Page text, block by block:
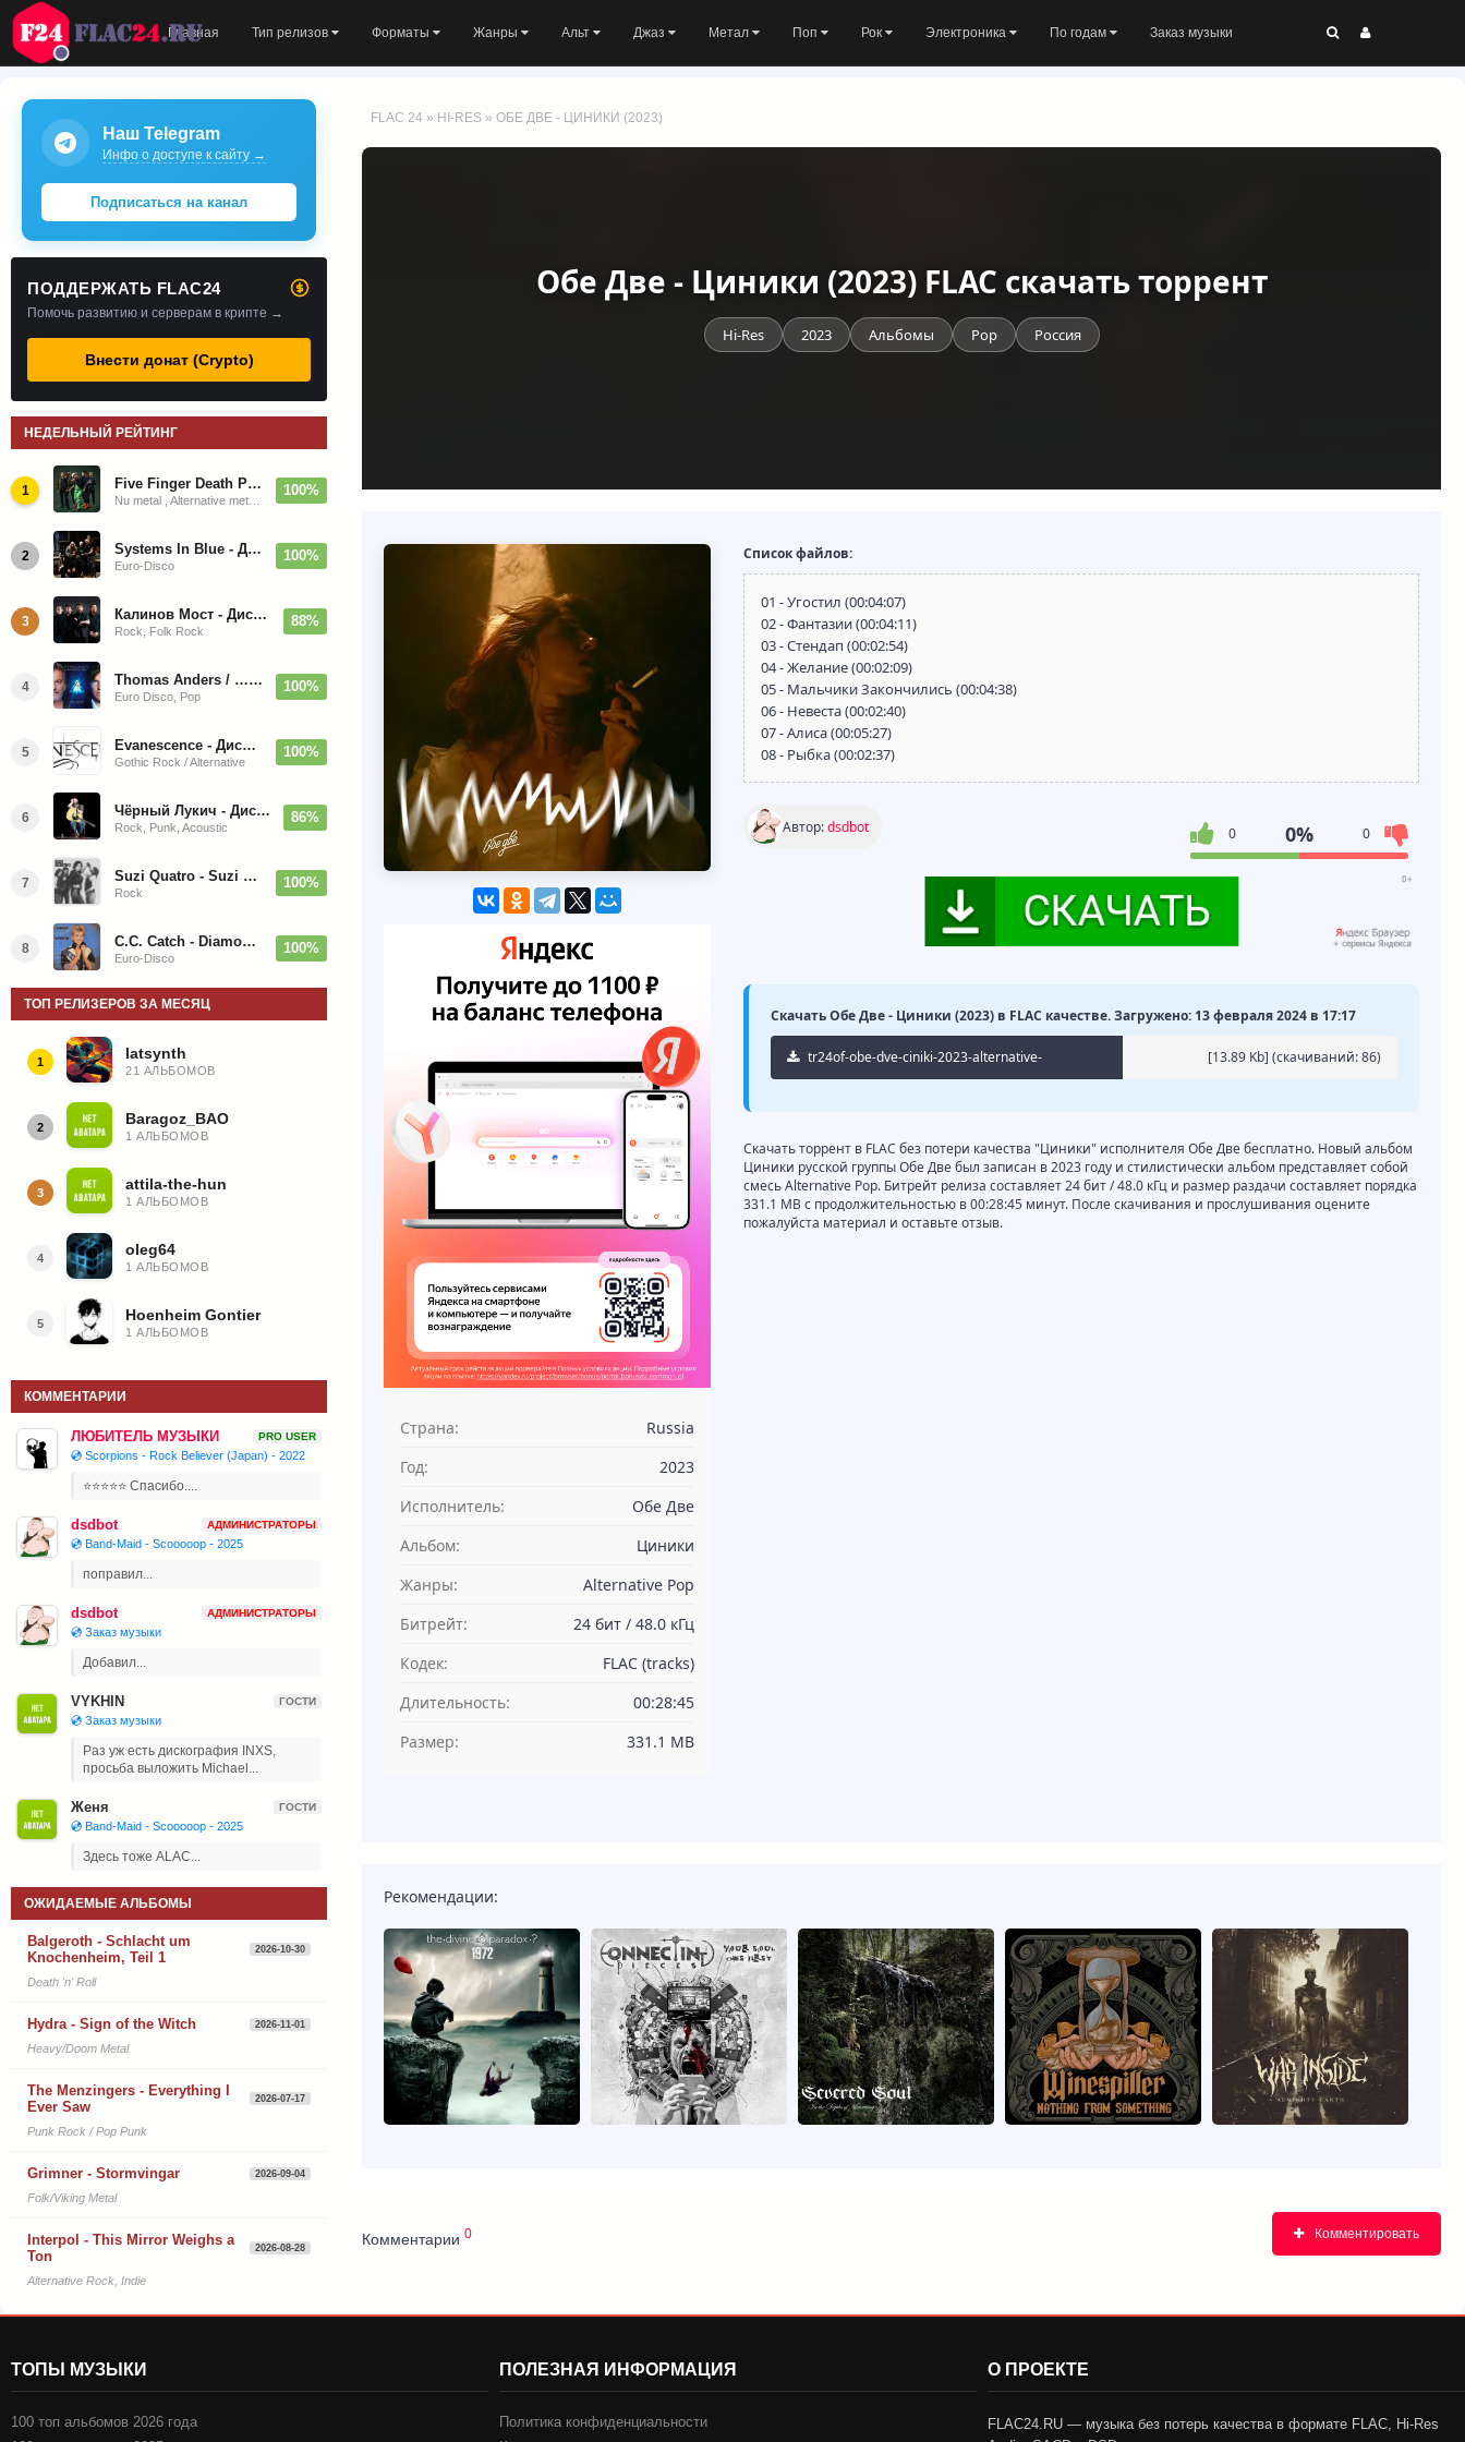
Главная Тип релизов Форматы Жанры Альт Джаз Метал Поп Рок Электроника По годам Заказ музыки
FLAC 24 » HI-RES » ОБЕ ДВЕ - ЦИНИКИ (2023)
Обе Две - Циники (2023) FLAC скачать торрент
Hi-Res 2023 Альбомы Pop Россия
Страна:
Russia
Год:
2023
Исполнитель:
Обе Две
Альбом:
Циники
Жанры:
Alternative Pop
Битрейт:
24 бит / 48.0 кГц
Кодек:
FLAC (tracks)
Длительность:
00:28:45
Размер:
331.1 MB
Список файлов:
01 - Угостил (00:04:07)
02 - Фантазии (00:04:11)
03 - Стендап (00:02:54)
04 - Желание (00:02:09)
05 - Мальчики Закончились (00:04:38)
06 - Невеста (00:02:40)
07 - Алиса (00:05:27)
08 - Рыбка (00:02:37)
Автор:dsdbot 0 0% 0
Скачать Обе Две - Циники (2023) в FLAC качестве. Загружено: 13 февраля 2024 в 17:17
tr24of-obe-dve-ciniki-2023-alternative- [13.89 Kb] (cкачиваний: 86)
Скачать торрент в FLAC без потери качества "Циники" исполнителя Обе Две бесплатно. Новый альбом
Циники русской группы Обе Две был записан в 2023 году и стилистически альбом представляет собой
смесь Alternative Pop. Битрейт релиза составляет 24 бит / 48.0 кГц и размер раздачи составляет порядка
331.1 MB с продолжительностью в 00:28:45 минут. После скачивания и прослушивания оцените
пожалуйста материал и оставьте отзыв.
Рекомендации:
Комментарии 0 Комментировать
Наш Telegram
Инфо о доступе к сайту →
Подписаться на канал
ПОДДЕРЖАТЬ FLAC24
Помочь развитию и серверам в крипте →
Внести донат (Crypto)
НЕДЕЛЬНЫЙ РЕЙТИНГ
1 Five Finger Death Punch - Дискография (2008-2026) 100%
2 Systems In Blue - Дискография (2020-2026)
Euro-Disco
100%
3 Калинов Мост - Дискография (1986-2026)
Rock, Folk Rock
88%
4 Thomas Anders / … Sings Modern Talking: The Best hi-res
Euro Disco, Pop
100%
5 Evanescence - Дискография (1998-2026)
Gothic Rock / Alternative
100%
6 Чёрный Лукич - Дискография (1987-2014)
Rock, Punk, Acoustic
86%
7 Suzi Quatro - Suzi Quatro (Bonus Tracks, Remaster) 1973/2022
Rock
100%
8 C.C. Catch - Diamonds. Her Greatest Hits 1988
Euro-Disco
100%
ТОП РЕЛИЗЕРОВ ЗА МЕСЯЦ
1 latsynth
21 АЛЬБОМОВ
2 Baragoz_BAO
1 АЛЬБОМОВ
3 attila-the-hun
1 АЛЬБОМОВ
4 oleg64
1 АЛЬБОМОВ
5 Hoenheim Gontier
1 АЛЬБОМОВ
КОММЕНТАРИИ
ЛЮБИТЕЛЬ МУЗЫКИ PRO USER
💿 Scorpions - Rock Believer (Japan) - 2022
⭐⭐⭐⭐⭐ Спасибо....
dsdbot АДМИНИСТРАТОРЫ
💿 Band-Maid - Scooooop - 2025
поправил...
dsdbot АДМИНИСТРАТОРЫ
💿 Заказ музыки
Добавил...
VYKHIN ГОСТИ
💿 Заказ музыки
Раз уж есть дискография INXS,
просьба выложить Michael...
Женя ГОСТИ
💿 Band-Maid - Scooooop - 2025
Здесь тоже ALAC...
ОЖИДАЕМЫЕ АЛЬБОМЫ
Balgeroth - Schlacht um
Knochenheim, Teil 1
2026-10-30
Death 'n' Roll
Hydra - Sign of the Witch 2026-11-01
Heavy/Doom Metal
The Menzingers - Everything I
Ever Saw
2026-07-17
Punk Rock / Pop Punk
Grimner - Stormvingar 2026-09-04
Folk/Viking Metal
Interpol - This Mirror Weighs a
Ton
2026-08-28
Alternative Rock, Indie
ТОПЫ МУЗЫКИ
100 топ альбомов 2026 года
ПОЛЕЗНАЯ ИНФОРМАЦИЯ
Политика конфиденциальности
О ПРОЕКТЕ
FLAC24.RU — музыка без потерь качества в формате FLAC, Hi-Res